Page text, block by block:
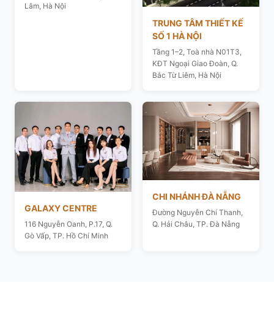
Lâm, Hà Nội
TRUNG TÂM THIẾT KẾ
SỐ 1 HÀ NỘI
Tầng 1–2, Toà nhà N01T3,
KĐT Ngoại Giao Đoàn, Q.
Bắc Từ Liêm, Hà Nội
GALAXY CENTRE
116 Nguyễn Oanh, P.17, Q.
Gò Vấp, TP. Hồ Chí Minh
CHI NHÁNH ĐÀ NẴNG
Đường Nguyễn Chí Thanh,
Q. Hải Châu, TP. Đà Nẵng